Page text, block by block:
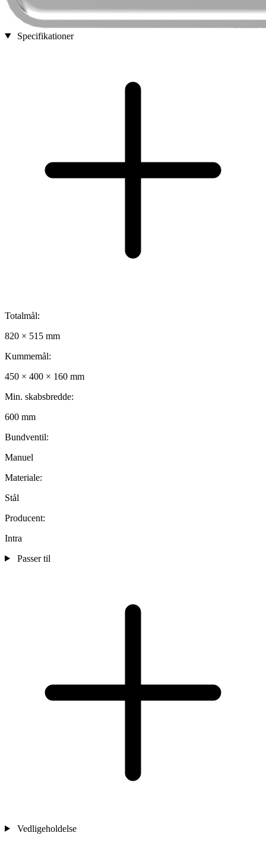
Specifikationer
Totalmål:
820 × 515 mm
Kummemål:
450 × 400 × 160 mm
Min. skabsbredde:
600 mm
Bundventil:
Manuel
Materiale:
Stål
Producent:
Intra
Passer til
Vedligeholdelse